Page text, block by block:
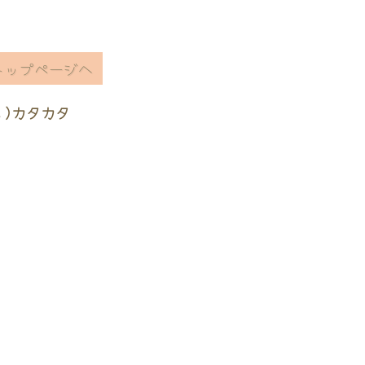
カタカタ
ップページへ